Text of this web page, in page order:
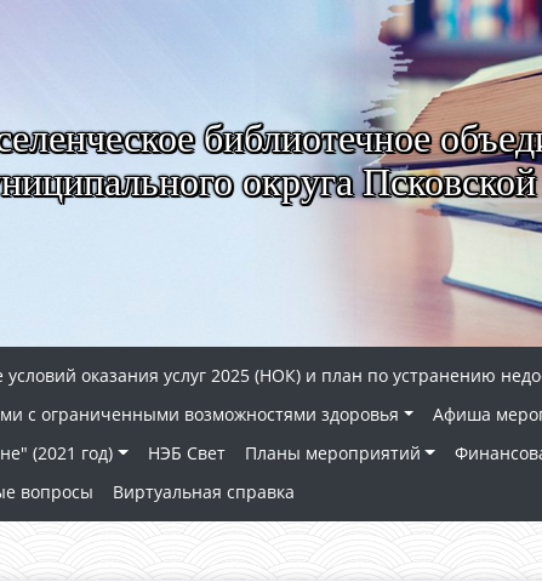
библиотечное
округа Псковской
условий оказания услуг 2025 (НОК) и план по устранению
с ограниченными возможностями здоровья Афиша
(2021 год) НЭБ Свет Планы мероприятий
вопросы Виртуальная справка